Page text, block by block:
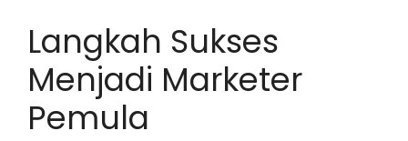
Langkah Sukses
Menjadi Marketer
Pemula